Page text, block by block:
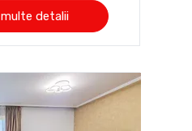
detalii